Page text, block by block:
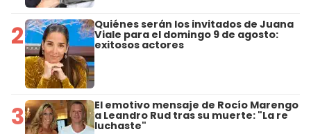
2 Quiénes serán los invitados de Juana
Viale para el domingo 9 de agosto:
exitosos actores
3 El emotivo mensaje de Rocío Marengo
a Leandro Rud tras su muerte: "La re
luchaste"